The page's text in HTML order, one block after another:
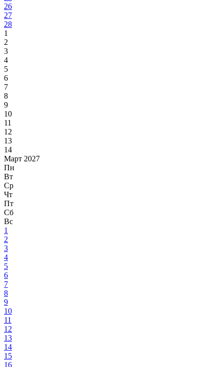
26
27
28
1
2
3
4
5
6
7
8
9
10
11
12
13
14
Март 2027
Пн
Вт
Ср
Чт
Пт
Сб
Вс
1
2
3
4
5
6
7
8
9
10
11
12
13
14
15
16